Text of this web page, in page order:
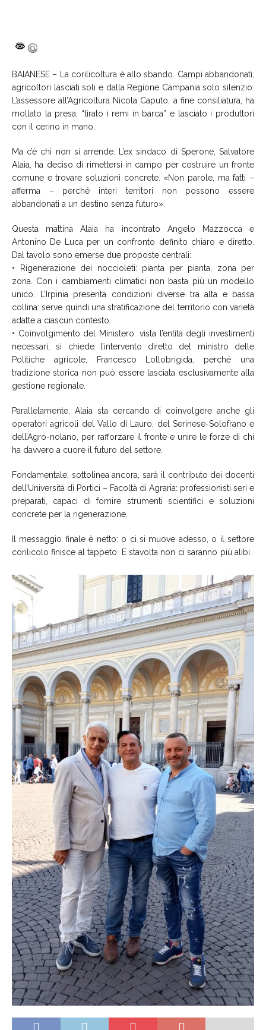
BAIANESE – La corilicoltura è allo sbando. Campi abbandonati,
agricoltori lasciati soli e dalla Regione Campania solo silenzio.
L’assessore all’Agricoltura Nicola Caputo, a fine consiliatura, ha
mollato la presa, “tirato i remi in barca” e lasciato i produttori
con il cerino in mano.
Ma c’è chi non si arrende. L’ex sindaco di Sperone, Salvatore
Alaia, ha deciso di rimettersi in campo per costruire un fronte
comune e trovare soluzioni concrete. «Non parole, ma fatti –
afferma – perché interi territori non possono essere
abbandonati a un destino senza futuro».
Questa mattina Alaia ha incontrato Angelo Mazzocca e
Antonino De Luca per un confronto definito chiaro e diretto.
Dal tavolo sono emerse due proposte centrali:
• Rigenerazione dei noccioleti: pianta per pianta, zona per
zona. Con i cambiamenti climatici non basta più un modello
unico. L’Irpinia presenta condizioni diverse tra alta e bassa
collina: serve quindi una stratificazione del territorio con varietà
adatte a ciascun contesto.
• Coinvolgimento del Ministero: vista l’entità degli investimenti
necessari, si chiede l’intervento diretto del ministro delle
Politiche agricole, Francesco Lollobrigida, perché una
tradizione storica non può essere lasciata esclusivamente alla
gestione regionale.
Parallelamente, Alaia sta cercando di coinvolgere anche gli
operatori agricoli del Vallo di Lauro, del Serinese-Solofrano e
dell’Agro-nolano, per rafforzare il fronte e unire le forze di chi
ha davvero a cuore il futuro del settore.
Fondamentale, sottolinea ancora, sarà il contributo dei docenti
dell’Università di Portici – Facoltà di Agraria: professionisti seri e
preparati, capaci di fornire strumenti scientifici e soluzioni
concrete per la rigenerazione.
Il messaggio finale è netto: o ci si muove adesso, o il settore
corilicolo finisce al tappeto. E stavolta non ci saranno più alibi.